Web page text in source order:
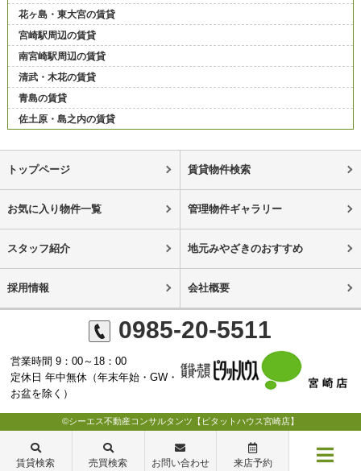
花ヶ島・東大宮の賃貸
宮崎駅周辺の賃貸
南宮崎駅周辺の賃貸
清武・木花の賃貸
青島の賃貸
佐土原・島之内の賃貸
トップページ 賃貸物件検索
お気に入り物件一覧 管理物件ギャラリー
スタッフ紹介 地元みやざきのおすすめ
採用情報 会社概要
0985-20-5511
営業時間 9：00～18：00
定休日 年中無休（年末年始・GW・
お盆を除く）
©シーエス不動産コンサルタンツ【ピタットハウス宮崎店】
賃貸検索 売買検索 お問い合わせ 来店予約